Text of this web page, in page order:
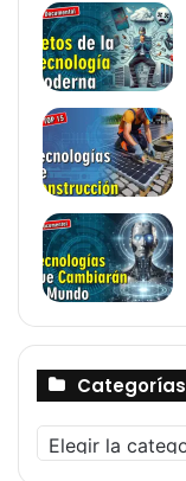
Categorías
Categorías